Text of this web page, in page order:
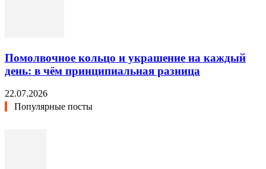
Помолвочное кольцо и украшение на каждый
день: в чём принципиальная разница
22.07.2026
Популярные посты